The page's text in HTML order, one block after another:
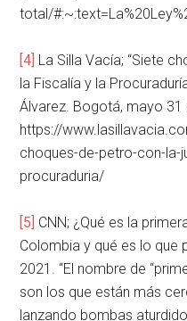
total/
[4] La Silla Vacía; “Siete
la Fiscalía y la
Álvarez. Bogotá, mayo 31
https://
choques-de-petro-con-la-
procuraduria/
[5] CNN; ¿Qué es la
Colombia y qué es lo que
2021. “El nombre de
son los que están más
lanzando bombas